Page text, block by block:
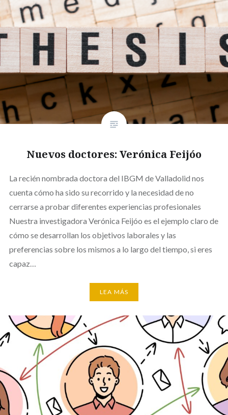
Nuevos doctores: Verónica Feijóo
La recién nombrada doctora del IBGM de Valladolid nos
cuenta cómo ha sido su recorrido y la necesidad de no
cerrarse a probar diferentes experiencias profesionales
Nuestra investigadora Verónica Feijóo es el ejemplo claro de
cómo se desarrollan los objetivos laborales y las
preferencias sobre los mismos a lo largo del tiempo, si eres
capaz…
LEA MÁS